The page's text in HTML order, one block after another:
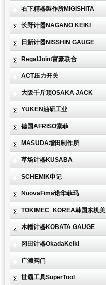
右下精器製作所MIGISHITA
长野计器NAGANO KEIKI
日新计器NISSHIN GAUGE
RegalJoint富豪联合
ACT压力开关
大阪千斤顶OSAKA JACK
YUKEN油研工业
德国AFRISO索菲
MASUDA增田制作所
草场计器KUSABA
SCHEMIK申记
NuovaFima诺华菲玛
TOKIMEC_KOREA韩国东机美
木幡计器KOBATA GAUGE
冈田计器OkadaKeiki
广濑阀门
世霸工具SuperTool